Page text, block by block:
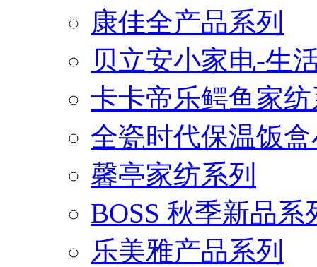
康佳全产品系列
贝立安小家电-生
卡卡帝乐鳄鱼家
全瓷时代保温饭
馨亭家纺系列
BOSS 秋季新品系
乐美雅产品系列